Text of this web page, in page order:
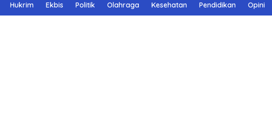
Hukrim Ekbis Politik Olahraga Kesehatan Pendidikan Opini